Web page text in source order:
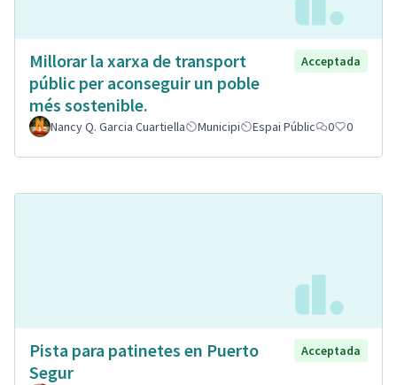
Millorar la xarxa de transport
públic per aconseguir un poble
més sostenible.
Acceptada
Nancy Q. Garcia Cuartiella Municipi Espai Públic 0 0
Pista para patinetes en Puerto
Segur
Acceptada